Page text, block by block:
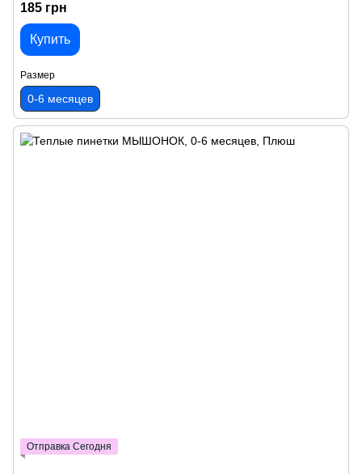
185 грн
Купить
Размер
0-6 месяцев
Отправка Сегодня